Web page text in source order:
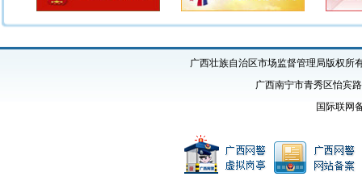
广西壮族自治区市场监督管理局版权
广西南宁市青秀区怡宾
国际联网